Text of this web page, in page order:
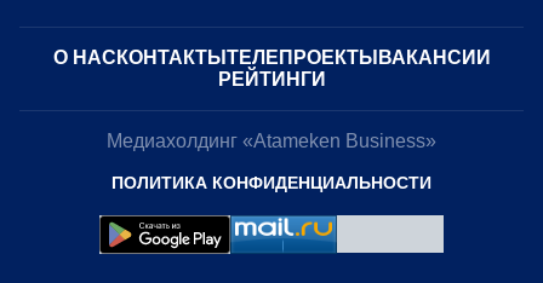
О НАС КОНТАКТЫ ТЕЛЕПРОЕКТЫ ВАКАНСИИ
РЕЙТИНГИ
Медиахолдинг «Atameken Business»
ПОЛИТИКА КОНФИДЕНЦИАЛЬНОСТИ